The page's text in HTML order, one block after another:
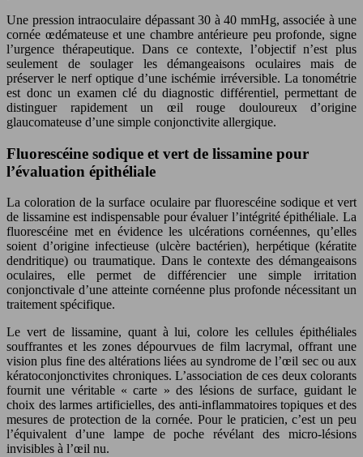
Une pression intraoculaire dépassant 30 à 40 mmHg, associée à une
cornée œdémateuse et une chambre antérieure peu profonde, signe
l’urgence thérapeutique. Dans ce contexte, l’objectif n’est plus
seulement de soulager les démangeaisons oculaires mais de
préserver le nerf optique d’une ischémie irréversible. La tonométrie
est donc un examen clé du diagnostic différentiel, permettant de
distinguer rapidement un œil rouge douloureux d’origine
glaucomateuse d’une simple conjonctivite allergique.
Fluorescéine sodique et vert de lissamine pour
l’évaluation épithéliale
La coloration de la surface oculaire par fluorescéine sodique et vert
de lissamine est indispensable pour évaluer l’intégrité épithéliale. La
fluorescéine met en évidence les ulcérations cornéennes, qu’elles
soient d’origine infectieuse (ulcère bactérien), herpétique (kératite
dendritique) ou traumatique. Dans le contexte des démangeaisons
oculaires, elle permet de différencier une simple irritation
conjonctivale d’une atteinte cornéenne plus profonde nécessitant un
traitement spécifique.
Le vert de lissamine, quant à lui, colore les cellules épithéliales
souffrantes et les zones dépourvues de film lacrymal, offrant une
vision plus fine des altérations liées au syndrome de l’œil sec ou aux
kératoconjonctivites chroniques. L’association de ces deux colorants
fournit une véritable « carte » des lésions de surface, guidant le
choix des larmes artificielles, des anti-inflammatoires topiques et des
mesures de protection de la cornée. Pour le praticien, c’est un peu
l’équivalent d’une lampe de poche révélant des micro-lésions
invisibles à l’œil nu.